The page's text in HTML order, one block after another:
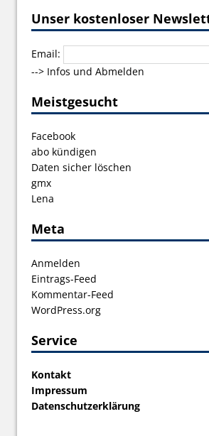
Unser kostenloser
Email:
--> Infos und Abmelden
Meistgesucht
Facebook
abo kündigen
Daten sicher löschen
gmx
Lena
Meta
Anmelden
Eintrags-Feed
Kommentar-Feed
WordPress.org
Service
Kontakt
Impressum
Datenschutzerklärung